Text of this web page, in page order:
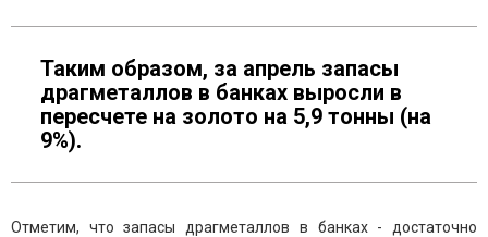
Таким образом, за апрель запасы
драгметаллов в банках выросли в
пересчете на золото на 5,9 тонны (на
9%).
Отметим, что запасы драгметаллов в банках - достаточно